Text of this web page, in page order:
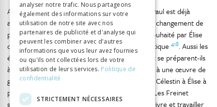
Avant même l’ère du tourisme de masse, Saint-Paul est déjà
apprécié de nombreux artistes et voyageurs. Le changement de
poste de Célestin était, semble-t-il, fortement souhaité par Élise
qui peint et n’a pas renoncé à une carrière artistique 418. Aussi les
époux Freinet sont-ils ravis de cette mutation et se préparent-ils
à travailler dans un cadre somptueux, ensemble, à une œuvre de
grande ampleur : « Nous sommes des as » écrit Célestin à Élise à
propos de leur déménagement à Saint-Paul
. Les Freinet
s’installent en effet là où ils l’ont souhaité pour vivre et travailler
analyser notre trafic. Nous partageons
également des informations sur votre
utilisation de notre site avec nos
partenaires de publicité et d'analyse qui
peuvent les combiner avec d'autres
informations que vous leur avez fournies
ou qu'ils ont collectées lors de votre
utilisation de leurs services. Politique de
confidentialité
STRICTEMENT NÉCESSAIRES